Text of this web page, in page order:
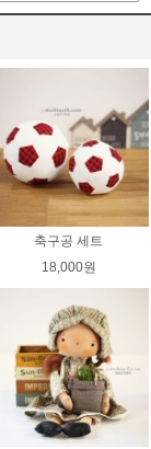
축구공 세트
18,000원